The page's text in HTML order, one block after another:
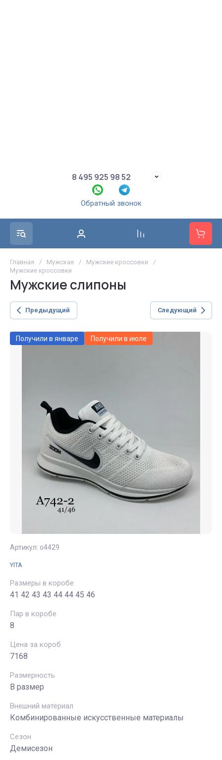
8 495 925 98 52
Обратный звонок
Главная / Мужская / Мужские кроссовки
/
Мужские кроссовки
Мужские слипоны
Предыдущий Следующий
Получили в январе Получили в июле
Артикул: о4429
YITA
Размеры в коробе
41 42 43 43 44 44 45 46
Пар в коробе
8
Цена за короб
7168
Размерность
В размер
Внешний материал
Комбинированные искусственные материалы
Сезон
Демисезон